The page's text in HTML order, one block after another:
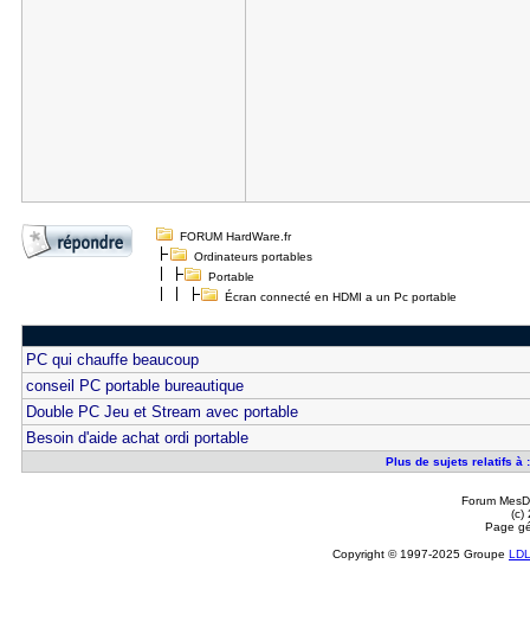
FORUM HardWare.fr
Ordinateurs portables
Portable
Écran connecté en HDMI a un Pc portable
PC qui chauffe beaucoup
conseil PC portable bureautique
Double PC Jeu et Stream avec portable
Besoin d'aide achat ordi portable
Plus de sujets relatifs à
Forum
(c)
Page
Copyright © 1997-2025 Groupe